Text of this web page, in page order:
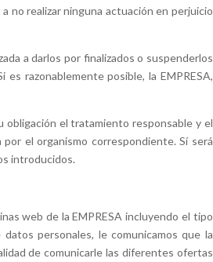
no realizar ninguna actuación en perjuicio
a darlos por finalizados o suspenderlos
razonablemente posible, la EMPRESA,
obligación el tratamiento responsable y el
el organismo correspondiente. Sí será
introducidos.
web de la EMPRESA incluyendo el tipo
personales, le comunicamos que la
de comunicarle las diferentes ofertas